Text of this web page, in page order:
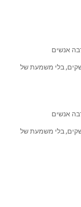
אנשים
בלי משמעת של
אנשים
בלי משמעת של